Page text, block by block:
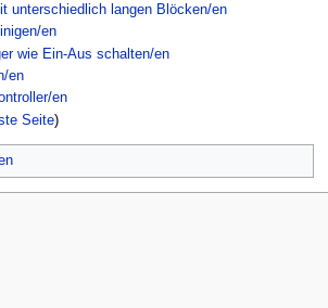
unterschiedlich langen Blöcken/en
en
wie Ein-Aus schalten/en
en
en
Seite)